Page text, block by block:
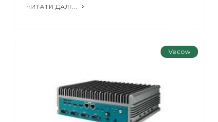
ЧИТАТИ ДАЛІ...
Vecow